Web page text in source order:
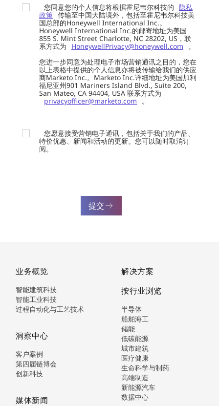
您同意您的个人信息将根据霍尼韦尔科技的 隐私
政策 传输至中国大陆境外，包括至霍尼韦尔科技美
国总部的Honeywell International Inc.。
Honeywell International Inc.的邮寄地址为美国
855 S. Mint Street Charlotte, NC 28202, US，联
系方式为
HoneywellPrivacy@honeywell.com
。
您进一步同意为处理电子市场营销通讯之目的，您在
以上表格中提供的个人信息亦将被传输给我们的供应
商Marketo Inc.。Marketo Inc.详细地址为美国加利
福尼亚州901 Mariners Island Blvd., Suite 200,
San Mateo, CA 94404, USA 联系方式为
privacyofficer@marketo.com
。
您愿意接受营销电子通讯，包括关于我们的产品、
特价优惠、新闻和活动的更新。您可以随时取消订
阅。
提交
业务概览
智能建筑科技
智能工业科技
过程自动化与工艺技术
洞察中心
客户案例
第四届链博会
创新科技
媒体新闻
解决方案
按行业浏览
半导体
船舶海工
储能
低碳能源
城市建筑
医疗健康
生命科学与制药
高端制造
新能源汽车
数据中心